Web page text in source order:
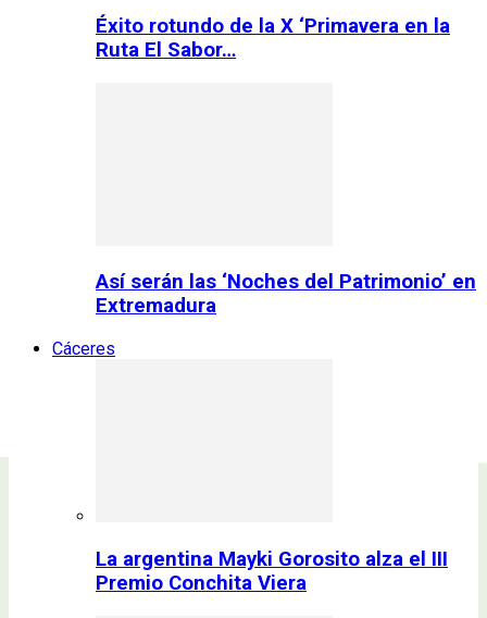
Éxito rotundo de la X ‘Primavera en la
Ruta El Sabor…
Así serán las ‘Noches del Patrimonio’ en
Extremadura
Cáceres
La argentina Mayki Gorosito alza el III
Premio Conchita Viera